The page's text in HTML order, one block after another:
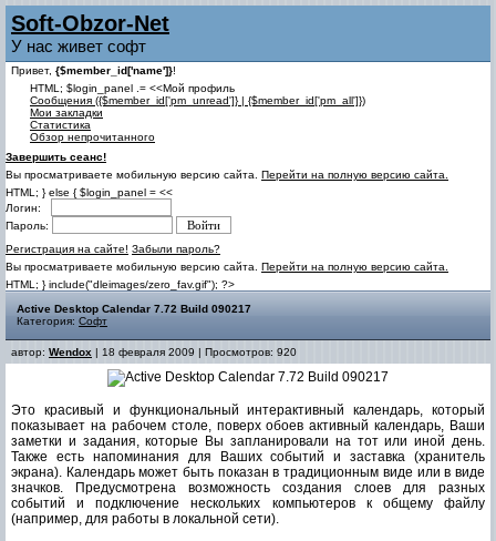
Soft-Obzor-Net
У нас живет софт
Привет, {$member_id['name']}!
HTML; $login_panel .= <<Мой профиль
Cообщения ({$member_id['pm_unread']} | {$member_id['pm_all']})
Мои закладки
Статистика
Обзор непрочитанного
Завершить сеанс!
Вы просматриваете мобильную версию сайта. Перейти на полную версию сайта.
HTML; } else { $login_panel = <<
Логин:
Пароль:
Регистрация на сайте! Забыли пароль?
Вы просматриваете мобильную версию сайта. Перейти на полную версию сайта.
HTML; } include("dleimages/zero_fav.gif"); ?>
Active Desktop Calendar 7.72 Build 090217
Категория: Софт
автор: Wendox | 18 февраля 2009 | Просмотров: 920
Это красивый и функциональный интерактивный календарь, который
показывает на рабочем столе, поверх обоев активный календарь, Ваши
заметки и задания, которые Вы запланировали на тот или иной день.
Также есть напоминания для Ваших событий и заставка (хранитель
экрана). Календарь может быть показан в традиционным виде или в виде
значков. Предусмотрена возможность создания слоев для разных
событий и подключение нескольких компьютеров к общему файлу
(например, для работы в локальной сети).